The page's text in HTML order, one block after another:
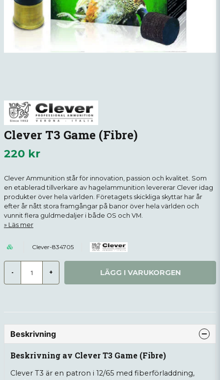
Clever T3 Game (Fibre)
220 kr
Clever Ammunition står för innovation, passion och kvalitet. Som
en etablerad tillverkare av hagelammunition levererar Clever idag
produkter över hela världen. Företagets skickliga skyttar har år
efter år nått stora framgångar på banor över hela världen och
vunnit flera guldmedaljer i både OS och VM.
Läs mer
Clever-834705
- + LÄGG I VARUKORGEN
Beskrivning
Beskrivning av Clever T3 Game (Fibre)
Clever T3 är en patron i 12/65 med fiberförladdning,